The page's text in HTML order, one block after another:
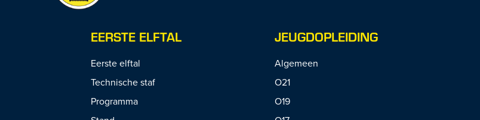
EERSTE ELFTAL
Eerste elftal
Technische staf
Programma
JEUGDOPLEIDING
Algemeen
O21
O19